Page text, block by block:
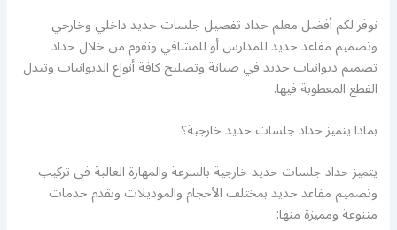
نوفر لكم أفضل معلم حداد تفصيل جلسات حديد داخلي وخارجي
وتصميم مقاعد حديد للمدارس أو للمشافي ونقوم من خلال حداد
تصميم ديوانيات حديد في صيانة وتصليح كافة أنواع الديوانيات وتيدل
القطع المعطوبة فيها.
بماذا يتميز حداد جلسات حديد خارجية؟
يتميز حداد جلسات حديد خارجية بالسرعة والمهارة العالية في تركيب
وتصميم مقاعد حديد بمختلف الأحجام والموديلات ونقدم خدمات
متنوعة ومميزة منها: